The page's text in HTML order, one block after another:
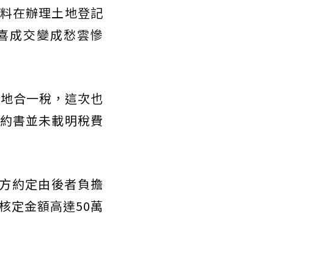
在辦理土地登記
成交變成愁雲慘
合一稅，這次也
書並未載明稅費
約定由後者負擔
定金額高達50萬